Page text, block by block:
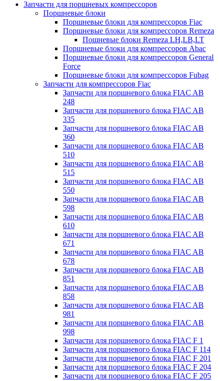
Запчасти для поршневых компрессоров
Поршневые блоки
Поршневые блоки для компрессоров Fiac
Поршневые блоки для компрессоров Remeza
Пошневые блоки Remeza LH,LB,LT
Поршневые блоки для компрессоров Abac
Поршневые блоки для компрессоров General
Force
Поршневые блоки для компрессоров Fubag
Запчасти для компрессоров Fiac
Запчасти для поршневого блока FIAC AB
248
Запчасти для поршневого блока FIAC AB
335
Запчасти для поршневого блока FIAC AB
360
Запчасти для поршневого блока FIAC AB
510
Запчасти для поршневого блока FIAC AB
515
Запчасти для поршневого блока FIAC AB
550
Запчасти для поршневого блока FIAC AB
598
Запчасти для поршневого блока FIAC AB
610
Запчасти для поршневого блока FIAC AB
671
Запчасти для поршневого блока FIAC AB
678
Запчасти для поршневого блока FIAC AB
851
Запчасти для поршневого блока FIAC AB
858
Запчасти для поршневого блока FIAC AB
981
Запчасти для поршневого блока FIAC AB
998
Запчасти для поршневого блока FIAC F 1
Запчасти для поршневого блока FIAC F 114
Запчасти для поршневого блока FIAC F 201
Запчасти для поршневого блока FIAC F 204
Запчасти для поршневого блока FIAC F 205